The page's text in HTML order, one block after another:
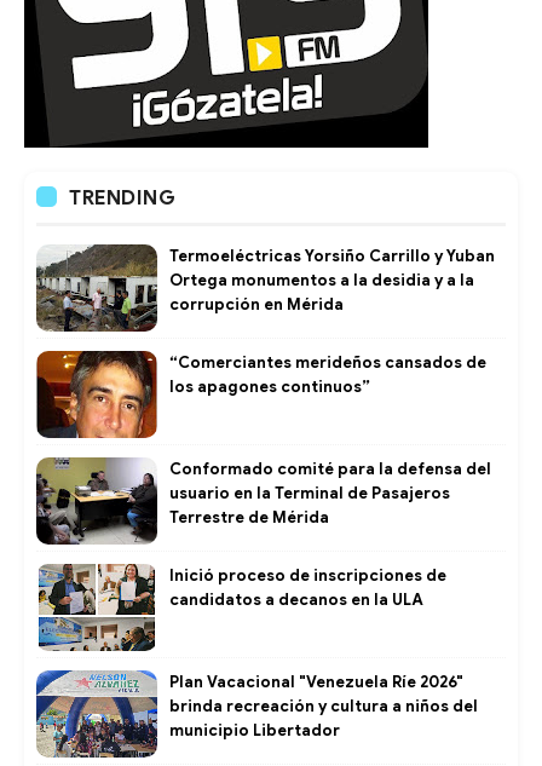
TRENDING
Termoeléctricas Yorsiño Carrillo y Yuban
Ortega monumentos a la desidia y a la
corrupción en Mérida
“Comerciantes merideños cansados de
los apagones continuos”
Conformado comité para la defensa del
usuario en la Terminal de Pasajeros
Terrestre de Mérida
Inició proceso de inscripciones de
candidatos a decanos en la ULA
Plan Vacacional "Venezuela Ríe 2026"
brinda recreación y cultura a niños del
municipio Libertador